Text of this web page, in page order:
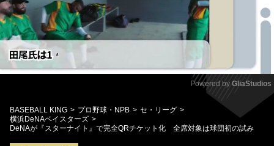
Mute
Powered by GliaStudios
BASEBALL KING プロ野球・NPB
セ・リーグ
横浜DeNAベイスターズ
DeNAが『スターナイト』で完全QRチケット化 全席対象は球団初の試み